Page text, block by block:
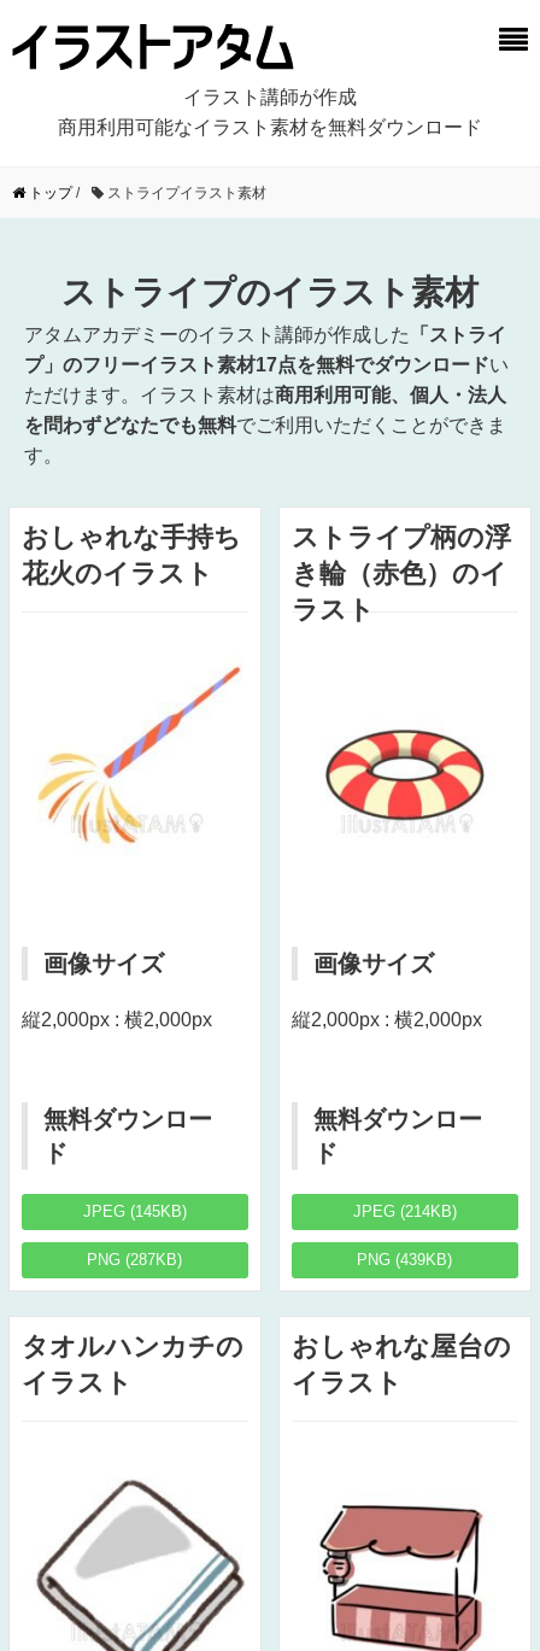
イラスト講師が作成
商用利用可能なイラスト素材を無料ダウンロード
トップ/ ストライプイラスト素材
ストライプのイラスト素材
アタムアカデミーのイラスト講師が作成した
「ストライ
プ」のフリーイラスト素材17点を無料でダウンロードい
ただけます。イラスト素材は商用利用可能、個人・法人
を問わずどなたでも無料でご利用いただくことができま
す。
おしゃれな手持ち
花火のイラスト
画像サイズ
縦2,000px : 横2,000px
無料ダウンロー
ド
JPEG (145KB)
PNG (287KB)
ストライプ柄の浮
き輪（赤色）のイ
ラスト
画像サイズ
縦2,000px : 横2,000px
無料ダウンロー
ド
JPEG (214KB)
PNG (439KB)
タオルハンカチの
イラスト
おしゃれな屋台の
イラスト